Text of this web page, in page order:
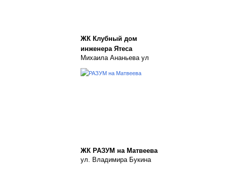
ЖК Клубный дом
инженера Ятеса
Михаила Ананьева ул
ЖК РАЗУМ на Матвеева
ул. Владимира Букина